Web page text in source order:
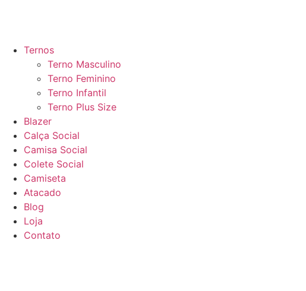
Ternos
Terno Masculino
Terno Feminino
Terno Infantil
Terno Plus Size
Blazer
Calça Social
Camisa Social
Colete Social
Camiseta
Atacado
Blog
Loja
Contato